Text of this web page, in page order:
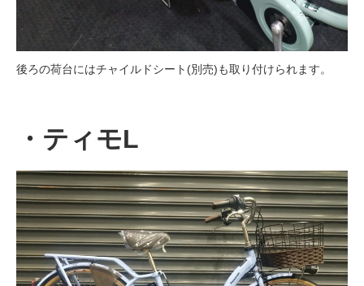
後ろの荷台にはチャイルドシート(別売)も取り付けられます。
・ティモL